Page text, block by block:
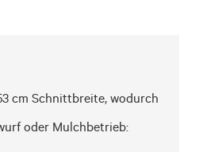
cm Schnittbreite, wodurch
oder Mulchbetrieb: